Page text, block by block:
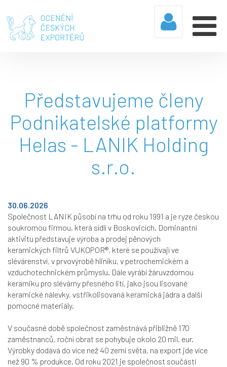
Představujeme členy
Podnikatelské platformy
Helas - LANIK Holding
s.r.o.
30.06.2026
Společnost LANIK působí na trhu od roku 1991 a je ryze českou
soukromou firmou, která sídlí v Boskovicích. Dominantní
aktivitu představuje výroba a prodej pěnových
keramických filtrů VUKOPOR®, které se používají ve
slévárenství, v prvovýrobě hliníku, v petrochemickém a
vzduchotechnickém průmyslu. Dále vyrábí žáruvzdornou
keramiku pro slévárny přesného lití, jako jsou lisované
keramické nálevky, vstřikolisovaná keramická jádra a další
pomocné materiály.
V současné době společnost zaměstnává přibližně 170
zaměstnanců, roční obrat se pohybuje okolo 20 mil. eur.
Výrobky dodává do více než 40 zemí světa, na export jde více
než 90 % produkce. Od roku 2021 je společnost součástí